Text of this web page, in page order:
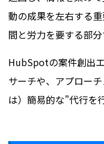
動の成果を左右する
間と労力を要する部分
HubSpotの案件創出
サーチや、アプロー
は）簡易的な”代行を